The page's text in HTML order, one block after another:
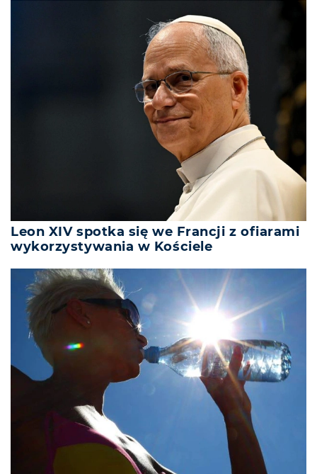
Leon XIV spotka się we Francji z ofiarami
wykorzystywania w Kościele